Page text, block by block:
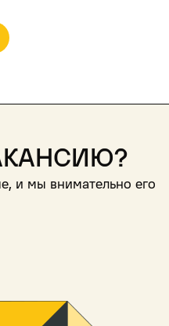
и мы внимательно его